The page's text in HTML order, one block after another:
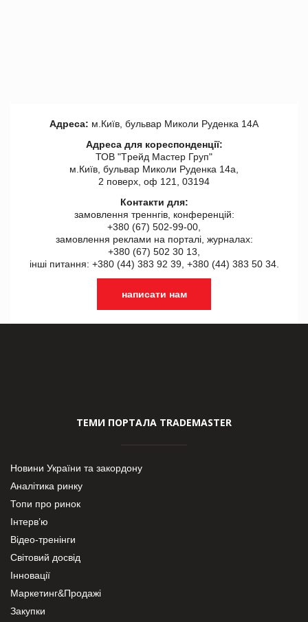
Адреса: м.Київ, бульвар Миколи Руденка 14А
Адреса для кореспонденції:
ТОВ "Tрейд Мастер Груп"
м.Київ, бульвар Миколи Руденка 14а,
2 поверх, оф 121, 03194
Контакти для:
замовлення треннгів, конференцій:
+380 (67) 502-99-00,
замовлення реклами на порталі, журналах:
+380 (67) 502 30 13,
інші питання: +380 (44) 383 92 39, +380 (44) 383 50 34.
написати нам
ТЕМИ ПОРТАЛА TRADEMASTER
Новини України та закордону
Аналітика ринку
Топи про ринок
Інтерв’ю
Відео-тренінги
Світовий досвід
Інновації
Маркетинг&Продажі
Закупки